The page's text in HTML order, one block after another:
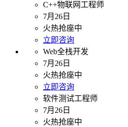
C++物联网工程师
7月26日
火热抢座中
立即咨询
Web全栈开发
7月26日
火热抢座中
立即咨询
软件测试工程师
7月26日
火热抢座中